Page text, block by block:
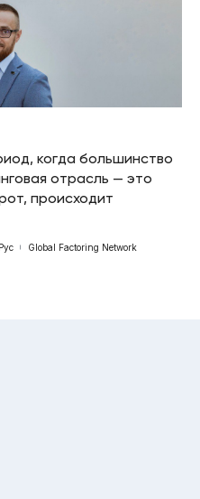
когда большинство
отрасль — это
происходит
Global Factoring Network